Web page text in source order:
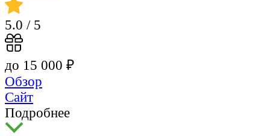
5.0 / 5
до 15 000 ₽
Обзор
Сайт
Подробнее